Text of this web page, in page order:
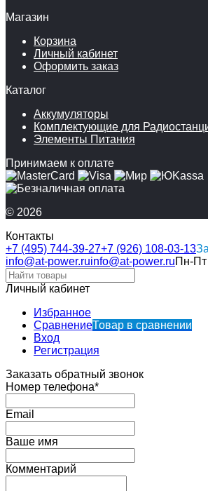
Магазин
Корзина
Личный кабинет
Оформить заказ
Каталог
Аккумуляторы
Комплектующие для
Элементы Питания
Принимаем к оплате
© 2026
Контакты
+7 (495) 744-39-27+7 (926) 108-03-13
info@at-power.ruinfo@at-power.ruПн-
Личный кабинет
Избранное
СравнениеТовар в сравнении
Вход
Регистрация
Заказать обратный звонок
Номер телефона*
Email
Ваше имя
Комментарий